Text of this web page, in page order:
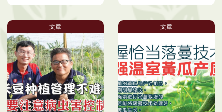
文章 文章